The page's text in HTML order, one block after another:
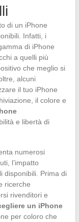
di un iPhone
Infatti, i
di iPhone
a quelli più
che meglio si
alcuni
il tuo iPhone
il colore e
e libertà di
numerosi
l’impatto
disponibili. Prima di
ricerche
rivenditori e
un iPhone
per coloro che